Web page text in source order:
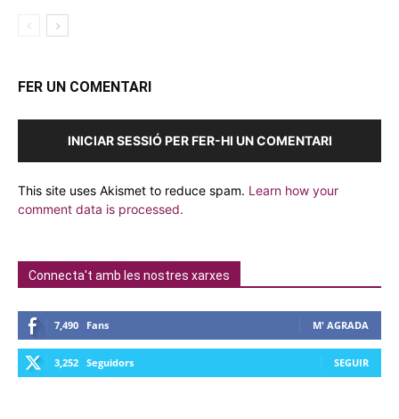
FER UN COMENTARI
INICIAR SESSIÓ PER FER-HI UN COMENTARI
This site uses Akismet to reduce spam. Learn how your
comment data is processed.
Connecta't amb les nostres xarxes
7,490 Fans M' AGRADA
3,252 Seguidors SEGUIR